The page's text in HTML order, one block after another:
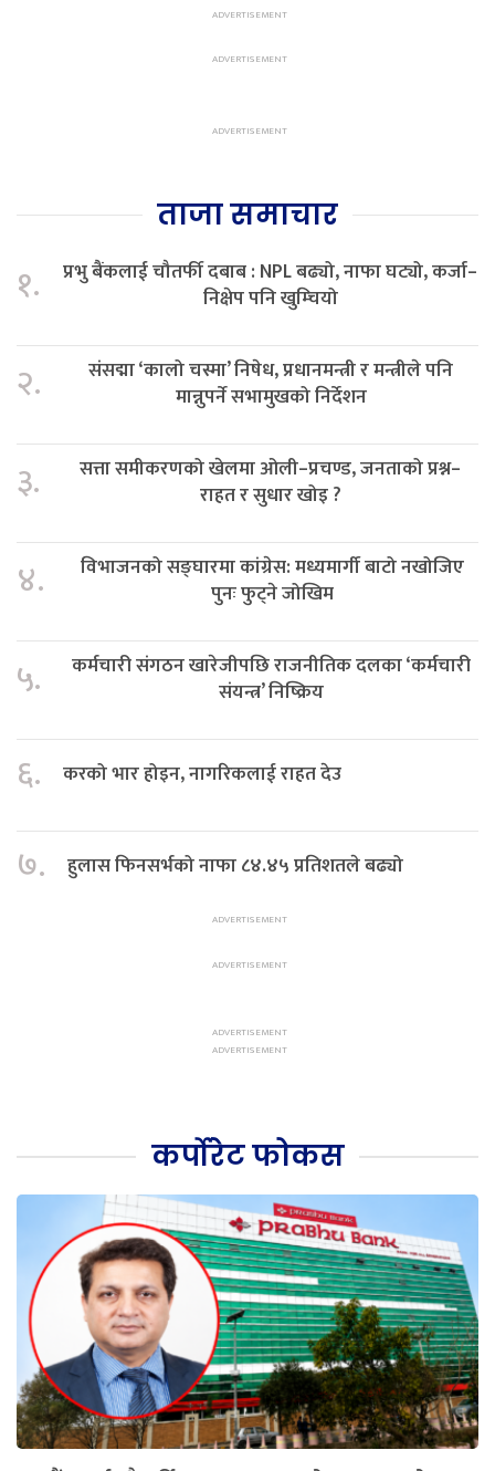
ताजा समाचार
१.
प्रभु बैंकलाई चौतर्फी दबाब : NPL बढ्यो, नाफा घट्यो, कर्जा–
निक्षेप पनि खुम्चियो
२.
संसद्मा ‘कालो चस्मा’ निषेध, प्रधानमन्त्री र मन्त्रीले पनि
मान्नुपर्ने सभामुखको निर्देशन
३.
सत्ता समीकरणको खेलमा ओली–प्रचण्ड, जनताको प्रश्न–
राहत र सुधार खोइ ?
४.
विभाजनको सङ्घारमा कांग्रेस: मध्यमार्गी बाटो नखोजिए
पुनः फुट्ने जोखिम
५.
कर्मचारी संगठन खारेजीपछि राजनीतिक दलका ‘कर्मचारी
संयन्त्र’ निष्क्रिय
६. करको भार होइन, नागरिकलाई राहत देउ
७. हुलास फिनसर्भको नाफा ८४.४५ प्रतिशतले बढ्यो
कर्पोरेट फोकस